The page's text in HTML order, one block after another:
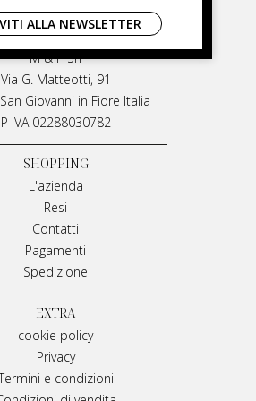
MIRARCHI
M & P Srl
Via G. Matteotti, 91
Giovanni in Fiore Italia
P IVA 02288030782
SHOPPING
L'azienda
Resi
Contatti
Pagamenti
Spedizione
EXTRA
cookie policy
Privacy
e condizioni
ALLA NEWSLETTER